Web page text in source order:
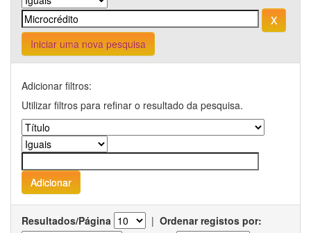
Iniciar uma nova pesquisa
Adicionar filtros:
Utilizar filtros para refinar o resultado da pesquisa.
Resultados/Página | Ordenar registos por: